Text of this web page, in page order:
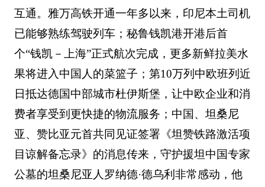
互通。雅万高铁开通一年多以来，印尼本土司机
已能够熟练驾驶列车；秘鲁钱凯港开港后首
个“钱凯－上海”正式航次完成，更多新鲜拉美水
果将进入中国人的菜篮子；第10万列中欧班列近
日抵达德国中部城市杜伊斯堡，让中欧企业和消
费者享受到更快捷的物流服务；中国、坦桑尼
亚、赞比亚元首共同见证签署《坦赞铁路激活项
目谅解备忘录》的消息传来，守护援坦中国专家
公墓的坦桑尼亚人罗纳德·德乌利非常感动，他